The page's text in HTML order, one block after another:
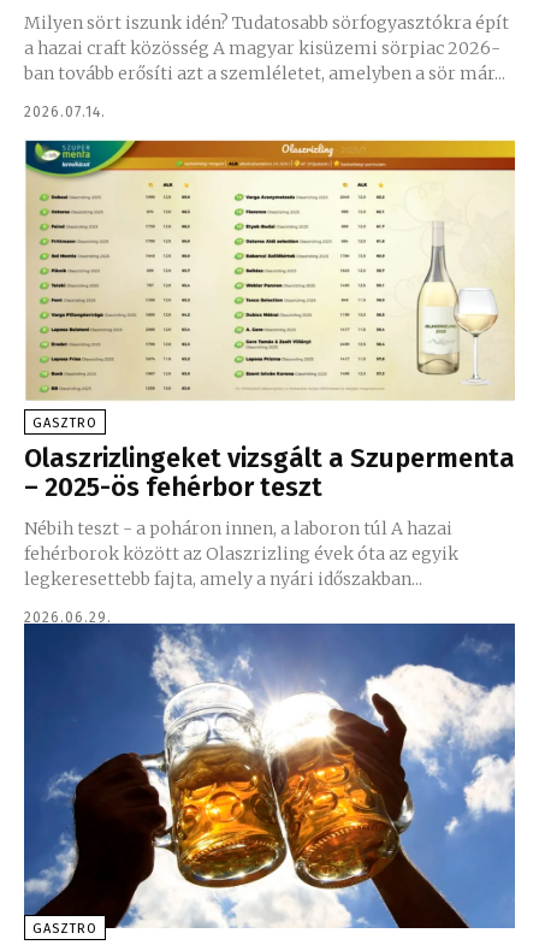
Milyen sört iszunk idén? Tudatosabb sörfogyasztókra épít
a hazai craft közösség A magyar kisüzemi sörpiac 2026-
ban tovább erősíti azt a szemléletet, amelyben a sör már...
2026.07.14.
GASZTRO
Olaszrizlingeket vizsgált a Szupermenta
– 2025-ös fehérbor teszt
Nébih teszt - a poháron innen, a laboron túl A hazai
fehérborok között az Olaszrizling évek óta az egyik
legkeresettebb fajta, amely a nyári időszakban...
2026.06.29.
GASZTRO